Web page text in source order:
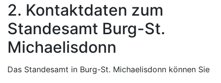
2. Kontaktdaten zum
Standesamt Burg-St.
Michaelisdonn
Das Standesamt in Burg-St. Michaelisdonn können Sie